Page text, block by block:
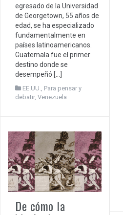
egresado de la Universidad
de Georgetown, 55 años de
edad, se ha especializado
fundamentalmente en
países latinoamericanos.
Guatemala fue el primer
destino donde se
desempeñó […]
EE.UU., Para pensar y
debatir, Venezuela
De cómo la